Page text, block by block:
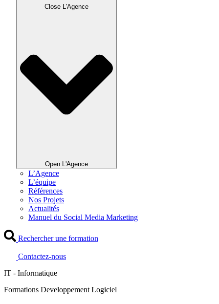
Close L'Agence
Open L'Agence
L’Agence
L’équipe
Références
Nos Projets
Actualités
Manuel du Social Media Marketing
Rechercher une formation
Contactez-nous
IT - Informatique
Formations Developpement Logiciel